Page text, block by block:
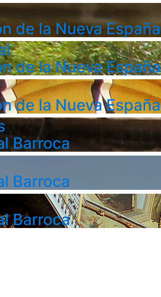
de la Nueva España
de la Nueva España
de la Nueva España
Barroca
Barroca
Barroca